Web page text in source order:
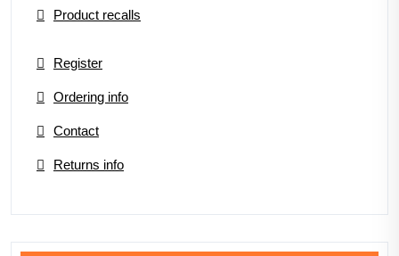
Product recalls
Register
Ordering info
Contact
Returns info